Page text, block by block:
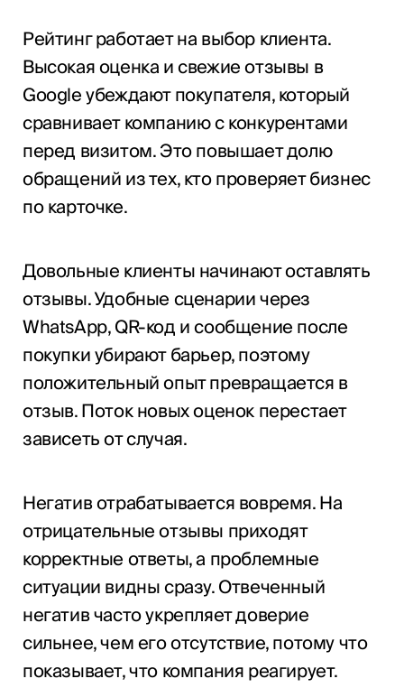
Рейтинг работает на выбор клиента.
Высокая оценка и свежие отзывы в
Google убеждают покупателя, который
сравнивает компанию с конкурентами
перед визитом. Это повышает долю
обращений из тех, кто проверяет бизнес
по карточке.
Довольные клиенты начинают оставлять
отзывы. Удобные сценарии через
WhatsApp, QR-код и сообщение после
покупки убирают барьер, поэтому
положительный опыт превращается в
отзыв. Поток новых оценок перестает
зависеть от случая.
Негатив отрабатывается вовремя. На
отрицательные отзывы приходят
корректные ответы, а проблемные
ситуации видны сразу. Отвеченный
негатив часто укрепляет доверие
сильнее, чем его отсутствие, потому что
показывает, что компания реагирует.